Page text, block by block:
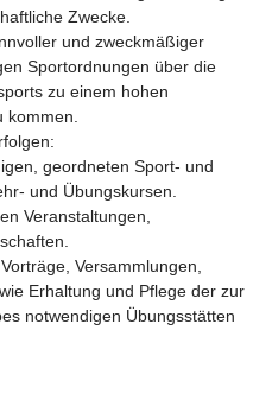
Zwecke.
und zweckmäßiger
Sportordnungen über die
zu einem hohen
geordneten Sport- und
und Übungskursen.
Veranstaltungen,
Versammlungen,
Erhaltung und Pflege der zur
notwendigen Übungsstätten